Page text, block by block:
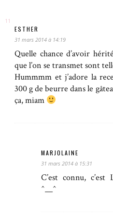
ESTHER
31 mars 2014 à 14:19
Quelle chance d’avoir
que l’on se transmet sont
Hummmm et j’adore la
300 g de beurre dans le
ça, miam
MARJOLAINE
31 mars 2014 à 15:31
C’est connu,
^__^